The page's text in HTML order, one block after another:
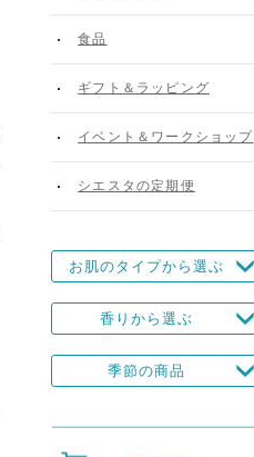
食品
ギフト＆ラッピング
イベント＆ワークショップ
シエスタの定期便
お肌のタイプから選ぶ
香りから選ぶ
季節の商品